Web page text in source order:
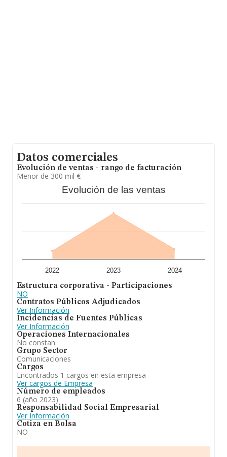
Datos comerciales
Evolución de ventas - rango de facturación
Menor de 300 mil €
Evolución de las ventas
2022 2023 2024
Estructura corporativa - Participaciones
NO
Contratos Públicos Adjudicados
Ver Información
Incidencias de Fuentes Públicas
Ver Información
Operaciones Internacionales
No constan
Grupo Sector
Comunicaciones
Cargos
Encontrados 1 cargos en esta empresa
Ver cargos de Empresa
Número de empleados
6 (año 2023)
Responsabilidad Social Empresarial
Ver Información
Cotiza en Bolsa
NO